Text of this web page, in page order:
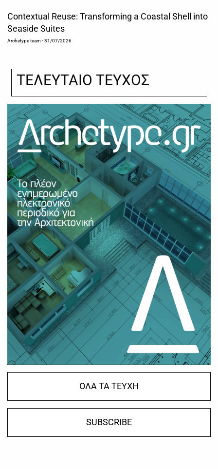
Contextual Reuse: Transforming a Coastal Shell into
Seaside Suites
Archetype team- 31/07/2026
ΤΕΛΕΥΤΑΙΟ ΤΕΥΧΟΣ
ΟΛΑ ΤΑ ΤΕΥΧΗ
SUBSCRIBE